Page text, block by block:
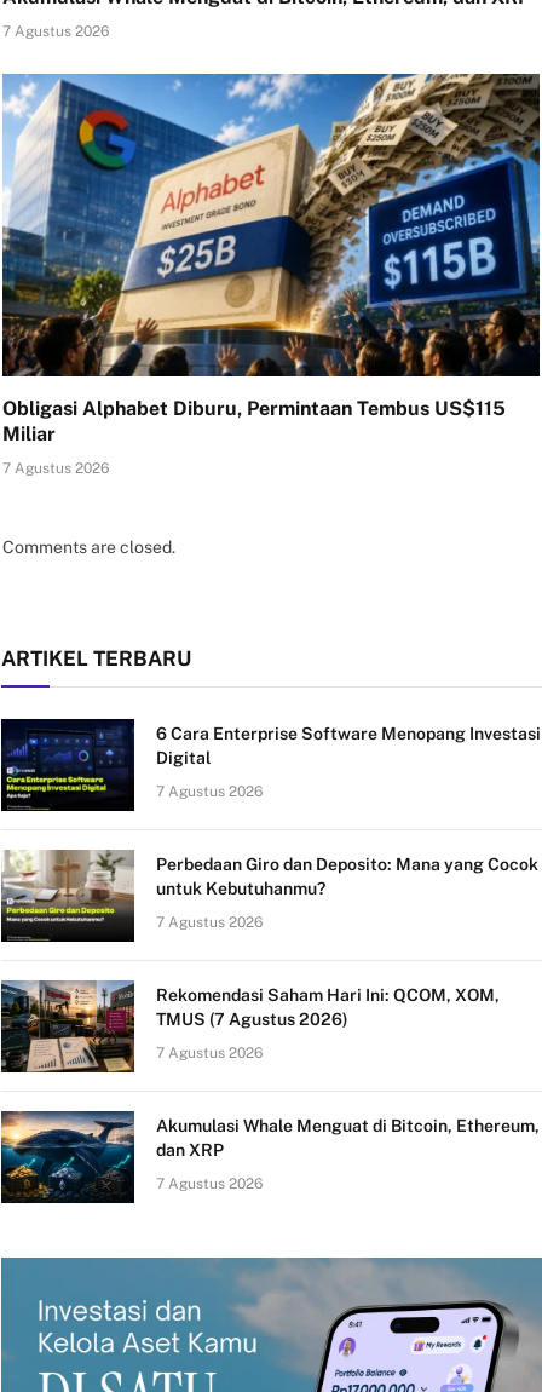
7 Agustus 2026
Obligasi Alphabet Diburu, Permintaan Tembus US$115
Miliar
7 Agustus 2026
Comments are closed.
ARTIKEL TERBARU
6 Cara Enterprise Software Menopang Investasi
Digital
7 Agustus 2026
Perbedaan Giro dan Deposito: Mana yang Cocok
untuk Kebutuhanmu?
7 Agustus 2026
Rekomendasi Saham Hari Ini: QCOM, XOM,
TMUS (7 Agustus 2026)
7 Agustus 2026
Akumulasi Whale Menguat di Bitcoin, Ethereum,
dan XRP
7 Agustus 2026